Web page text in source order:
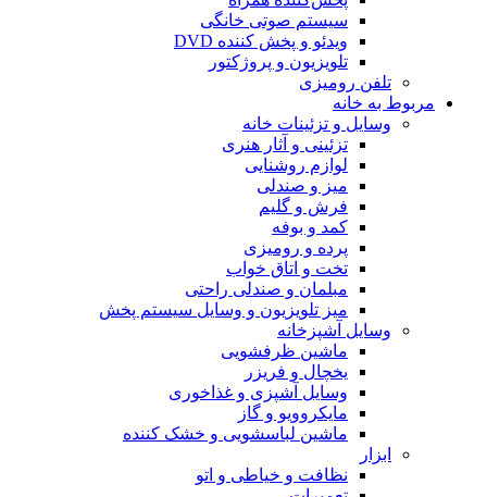
سیستم صوتی خانگی
ویدئو و پخش کننده DVD
تلویزیون و پروژکتور
تلفن رومیزی
مربوط به خانه
وسایل و تزئینات خانه
تزئینی و آثار هنری
لوازم روشنایی
میز و صندلی
فرش و گلیم
کمد و بوفه
پرده و رومیزی
تخت و اتاق خواب
مبلمان و صندلی راحتی
میز تلویزیون و وسایل سیستم پخش
وسایل آشپزخانه
ماشین ظرفشویی
یخچال و فریزر
وسایل آشپزی و غذاخوری
مایکروویو و گاز
ماشین لباسشویی و خشک کننده
ابزار
نظافت و خیاطی و اتو